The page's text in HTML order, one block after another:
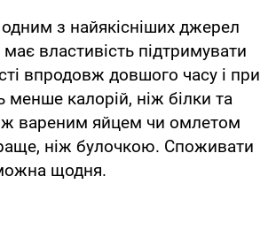
одним з найякісніших джерел
має властивість підтримувати
впродовж довшого часу і при
менше калорій, ніж білки та
вареним яйцем чи омлетом
ніж булочкою. Споживати
щодня.